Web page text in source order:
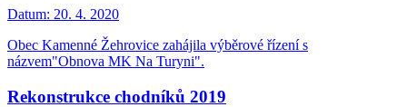
Datum: 20. 4. 2020
Obec Kamenné Žehrovice zahájila výběrové řízení s
názvem"Obnova MK Na Turyni".
Rekonstrukce chodníků 2019